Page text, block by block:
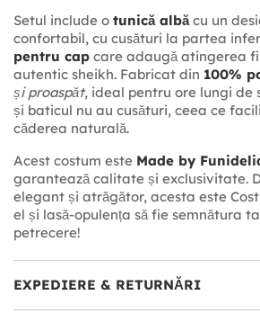
Setul include o tunică albăcu un
confortabil, cu cusături la partea
pentru cap care adaugă atingerea
autentic sheikh. Fabricat din 100%
și proaspăt, ideal pentru ore lungi de
și baticul nu au cusături, ceea ce
căderea naturală.
Acest costum este Made by
garantează calitate și exclusivitate.
elegant și atrăgător, acesta este
el și lasă-opulența să fie semnătura
petrecere!
EXPEDIERE & RETURNĂRI